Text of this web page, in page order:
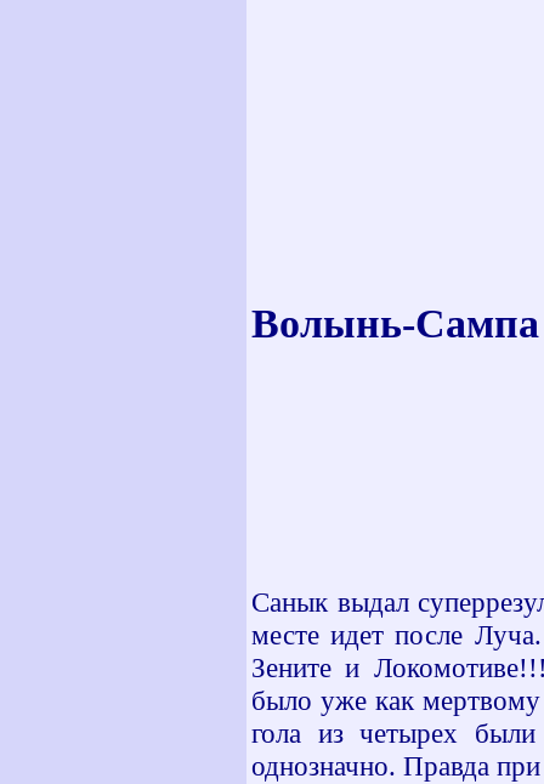
Волынь-Сампа
Санык выдал
месте идет после
Зените и
было уже как
гола из четырех
однозначно. Правда